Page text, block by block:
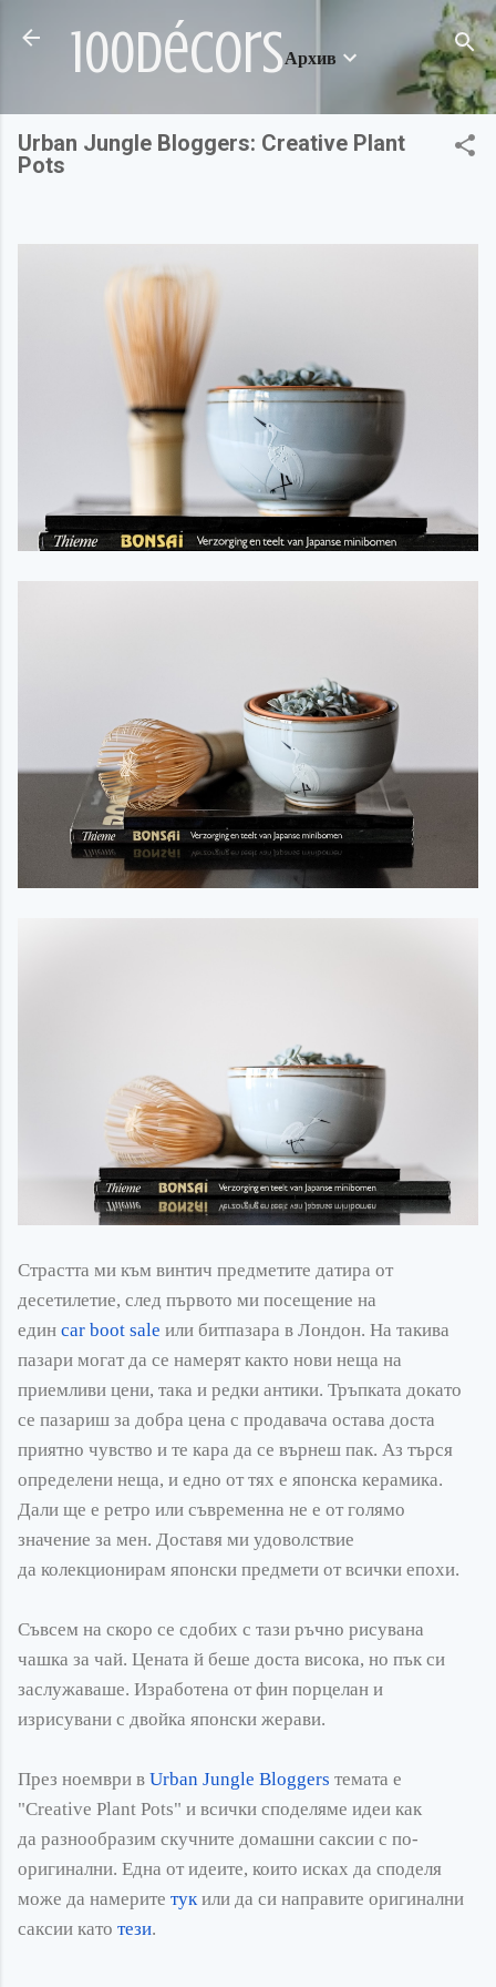
Пропускане към основното съдържание
100décorsАрхив
Urban Jungle Bloggers: Creative Plant
Pots
Страстта ми към винтич предметите датира от
десетилетие, след първото ми посещение на
един car boot sale или битпазара в Лондон. На такива
пазари могат да се намерят както нови неща на
приемливи цени, така и редки антики. Тръпката докато
се пазариш за добра цена с продавача остава доста
приятно чувство и те кара да се върнеш пак. Аз търся
определени неща, и едно от тях е японска керамика.
Дали ще е ретро или съвременна не е от голямо
значение за мен. Доставя ми удоволствие
да колекционирам японски предмети от всички епохи.
Съвсем на скоро се сдобих с тази ръчно рисувана
чашка за чай. Цената й беше доста висока, но пък си
заслужаваше. Изработена от фин порцелан и
изрисувани с двойка японски жерави.
През ноември в Urban Jungle Bloggers темата е
"Creative Plant Pots" и всички споделяме идеи как
да разнообразим скучните домашни саксии с по-
оригинални. Една от идеите, които исках да споделя
може да намерите тукили да си направите оригинални
саксии като тези.